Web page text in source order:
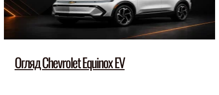
Огляд Chevrolet Equinox EV